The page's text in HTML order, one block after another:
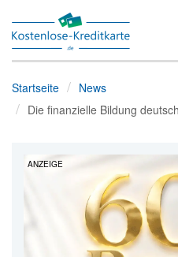
Startseite
News
Die finanzielle Bildung
ANZEIGE